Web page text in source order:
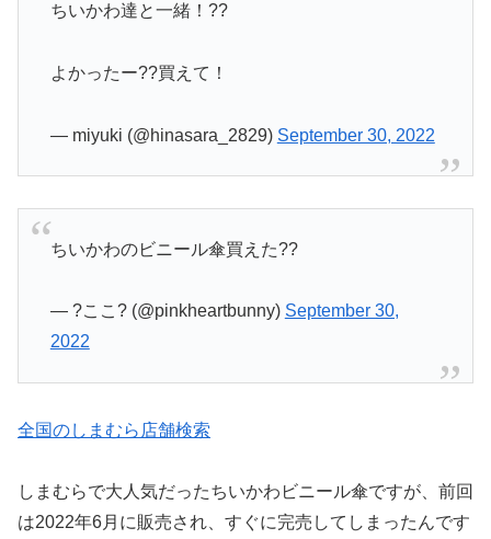
ちいかわ達と一緒！??
よかったー??買えて！
— miyuki (@hinasara_2829) September 30, 2022
ちいかわのビニール傘買えた??
— ?ここ? (@pinkheartbunny) September 30,
2022
全国のしまむら店舗検索
しまむらで大人気だったちいかわビニール傘ですが、前回
は2022年6月に販売され、すぐに完売してしまったんです